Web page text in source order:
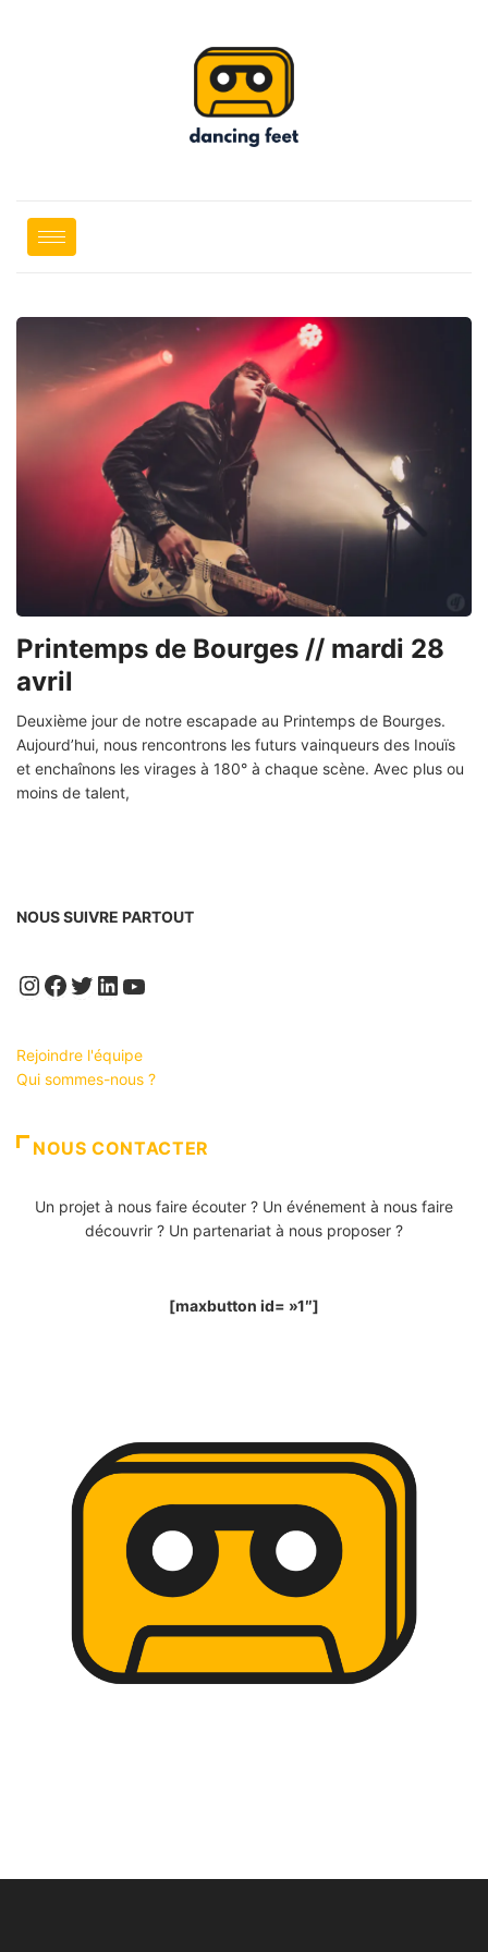
Printemps de Bourges // mardi 28
avril
Deuxième jour de notre escapade au Printemps de Bourges.
Aujourd’hui, nous rencontrons les futurs vainqueurs des Inouïs
et enchaînons les virages à 180° à chaque scène. Avec plus ou
moins de talent,
NOUS SUIVRE PARTOUT
Instagram
Facebook
Twitter
LinkedIn
YouTube
Rejoindre l'équipe
Qui sommes-nous ?
NOUS CONTACTER
Un projet à nous faire écouter ? Un événement à nous faire
découvrir ? Un partenariat à nous proposer ?
[maxbutton id= »1″]